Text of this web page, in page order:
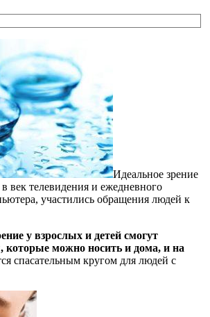
Идеальное зрение
век телевидения и ежедневного
участились обращения людей к
у взрослых и детей смогут
которые можно носить и дома, и на
спасательным кругом для людей с